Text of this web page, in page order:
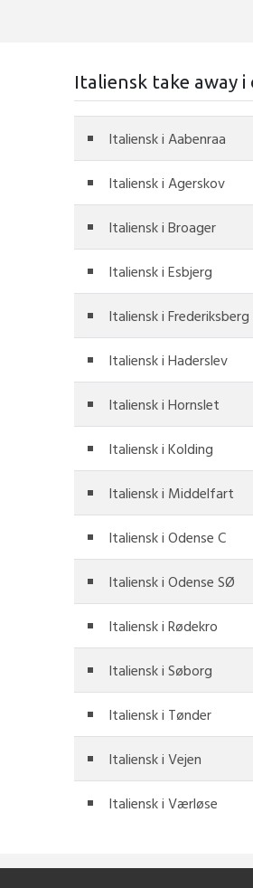
Italiensk take away i
Italiensk i Aabenraa
Italiensk i Agerskov
Italiensk i Broager
Italiensk i Esbjerg
Italiensk i Frederiksberg
Italiensk i Haderslev
Italiensk i Hornslet
Italiensk i Kolding
Italiensk i Middelfart
Italiensk i Odense C
Italiensk i Odense SØ
Italiensk i Rødekro
Italiensk i Søborg
Italiensk i Tønder
Italiensk i Vejen
Italiensk i Værløse